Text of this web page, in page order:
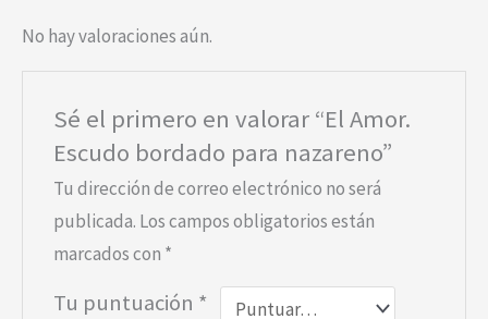
No hay valoraciones aún.
Sé el primero en valorar “El Amor.
Escudo bordado para nazareno”
Tu dirección de correo electrónico no será
publicada. Los campos obligatorios están
marcados con *
Tu puntuación *